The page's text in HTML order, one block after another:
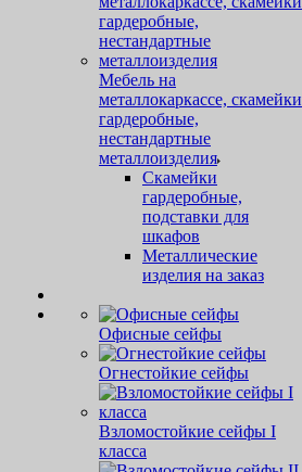
Мебель на
металлокаркассе, скамейки
гардеробные,
нестандартные
металлоизделия
Скамейки
гардеробные,
подставки для
шкафов
Металлические
изделия на заказ
Офисные сейфы
Огнестойкие сейфы
Взломостойкие сейфы I
класса